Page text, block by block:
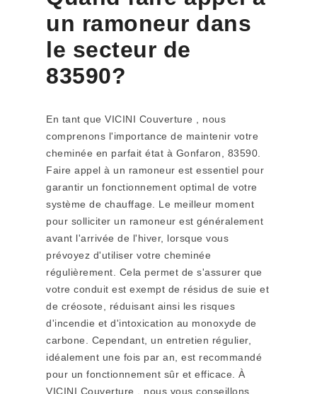
un ramoneur dans
le secteur de
83590?
En tant que VICINI Couverture , nous
comprenons l'importance de maintenir votre
cheminée en parfait état à Gonfaron, 83590.
Faire appel à un ramoneur est essentiel pour
garantir un fonctionnement optimal de votre
système de chauffage. Le meilleur moment
pour solliciter un ramoneur est généralement
avant l'arrivée de l'hiver, lorsque vous
prévoyez d'utiliser votre cheminée
régulièrement. Cela permet de s'assurer que
votre conduit est exempt de résidus de suie et
de créosote, réduisant ainsi les risques
d'incendie et d'intoxication au monoxyde de
carbone. Cependant, un entretien régulier,
idéalement une fois par an, est recommandé
pour un fonctionnement sûr et efficace. À
VICINI Couverture , nous vous conseillons